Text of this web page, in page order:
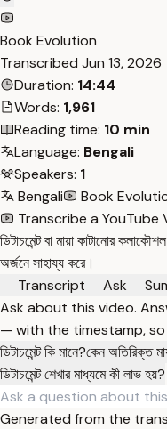
Book Evolution
Transcribed Jun 13, 2026
Duration: 14:44
Words: 1,961
Reading time: 10 min
Language: Bengali
Speakers: 1
Bengali
Book
Transcribe a YouTube
ডিটাচমেন্ট বা মায়া কাটানোর
অর্জনে সাহায্য করে।
Transcript
Ask
Ask about this video.
— with the timestamp,
ডিটাচমেন্ট কি মানে?কেন অতিরিক্ত
ডিটাচমেন্ট শেখার মাধ্যমে কী লাভ হয়?
Generated from the